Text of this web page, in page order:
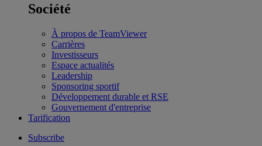
Société
À propos de TeamViewer
Carrières
Investisseurs
Espace actualités
Leadership
Sponsoring sportif
Développement durable et RSE
Gouvernement d'entreprise
Tarification
Subscribe